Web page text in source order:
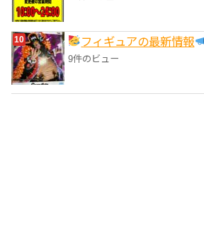
フィギュアの最新情報
9件のビュー